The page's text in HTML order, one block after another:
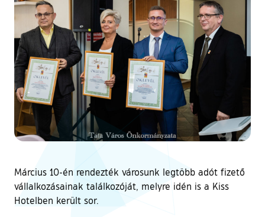
Március 10-én rendezték városunk legtöbb adót fizető
vállalkozásainak találkozóját, melyre idén is a Kiss
Hotelben került sor.